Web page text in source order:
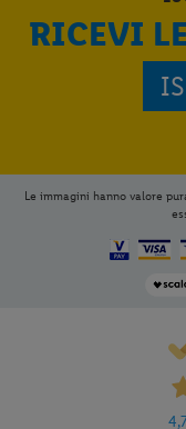
RICEVI
Le immagini hanno valore
4,7